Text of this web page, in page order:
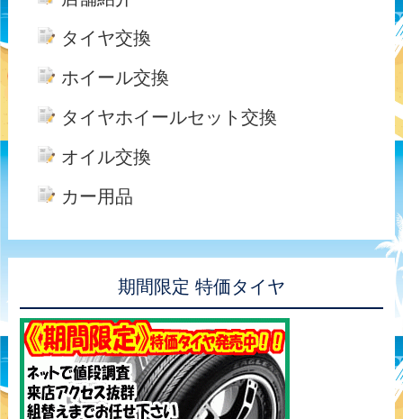
タイヤ交換
ホイール交換
タイヤホイールセット交換
オイル交換
カー用品
期間限定 特価タイヤ